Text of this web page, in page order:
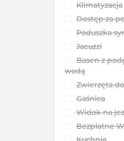
Klimatyzacja
Dostęp za
Poduszka
Jacuzzi
Basen z
wodą
Zwierzęta
Gaśnica
Widok na
Bezpłatne